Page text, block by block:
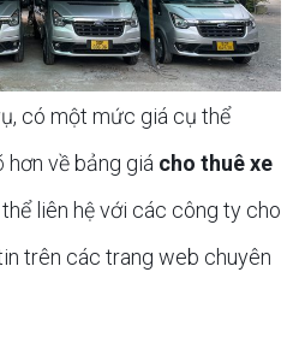
có một mức giá cụ thể
về bảng giá cho thuê xe
liên hệ với các công ty cho
trên các trang web chuyên